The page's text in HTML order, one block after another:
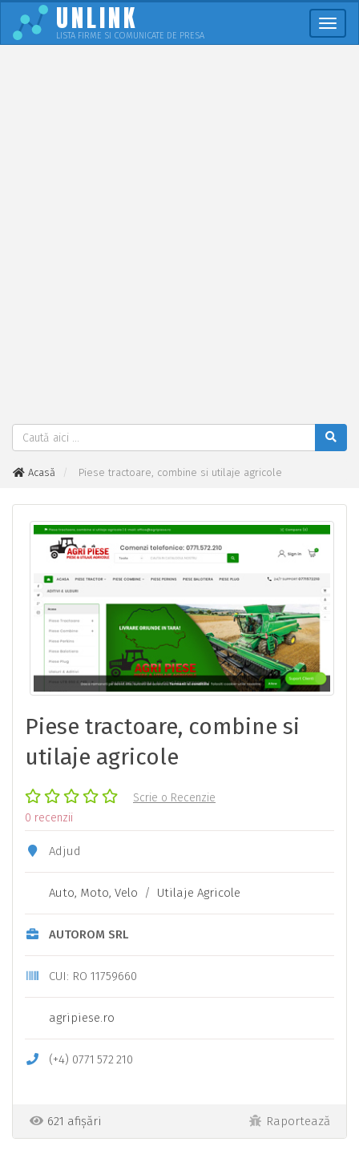
UNLINK
LISTA FIRME SI COMUNICATE DE PRESA
Acasă Piese tractoare, combine si utilaje agricole
Piese tractoare, combine si
utilaje agricole
Scrie o Recenzie
0 recenzii
Adjud
Auto, Moto, Velo / Utilaje Agricole
AUTOROM SRL
CUI: RO 11759660
agripiese.ro
(+4) 0771 572 210
621 afișări Raportează